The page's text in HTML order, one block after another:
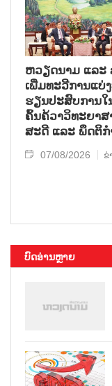
ຫວຽດ​ນາມ ແລະ
ເພີ່ມ​ທະ​ວີ​ການ​ແບ່​
ຮຽນ​ປະ​ສົບ​ການ​ໃ
ຄົ້ນ​ຄ້​ວາ​ວິ​ທະ​ຍາ​ສ
ສະ​ດີ ແລະ ພຶດ​ຕິ​ກ
07/08/2026 ຂ່
ບົດອ່ານຫຼາຍ